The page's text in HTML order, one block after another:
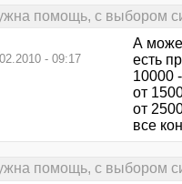
помощь, с выбором
- 09:17
А
есть
10000
от
от
все
помощь, с выбором